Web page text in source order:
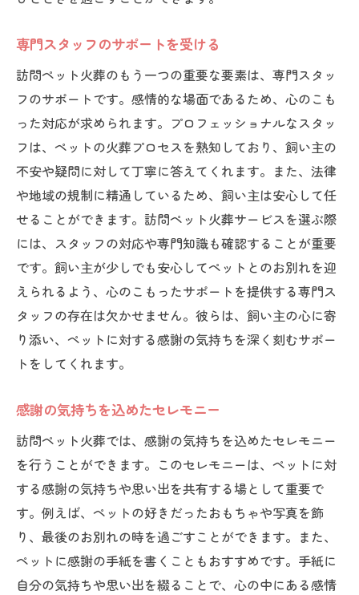
専門スタッフのサポートを受ける
訪問ペット火葬のもう一つの重要な要素は、専門スタッ
フのサポートです。感情的な場面であるため、心のこも
った対応が求められます。プロフェッショナルなスタッ
フは、ペットの火葬プロセスを熟知しており、飼い主の
不安や疑問に対して丁寧に答えてくれます。また、法律
や地域の規制に精通しているため、飼い主は安心して任
せることができます。訪問ペット火葬サービスを選ぶ際
には、スタッフの対応や専門知識も確認することが重要
です。飼い主が少しでも安心してペットとのお別れを迎
えられるよう、心のこもったサポートを提供する専門ス
タッフの存在は欠かせません。彼らは、飼い主の心に寄
り添い、ペットに対する感謝の気持ちを深く刻むサポー
トをしてくれます。
感謝の気持ちを込めたセレモニー
訪問ペット火葬では、感謝の気持ちを込めたセレモニー
を行うことができます。このセレモニーは、ペットに対
する感謝の気持ちや思い出を共有する場として重要で
す。例えば、ペットの好きだったおもちゃや写真を飾
り、最後のお別れの時を過ごすことができます。また、
ペットに感謝の手紙を書くこともおすすめです。手紙に
自分の気持ちや思い出を綴ることで、心の中にある感情